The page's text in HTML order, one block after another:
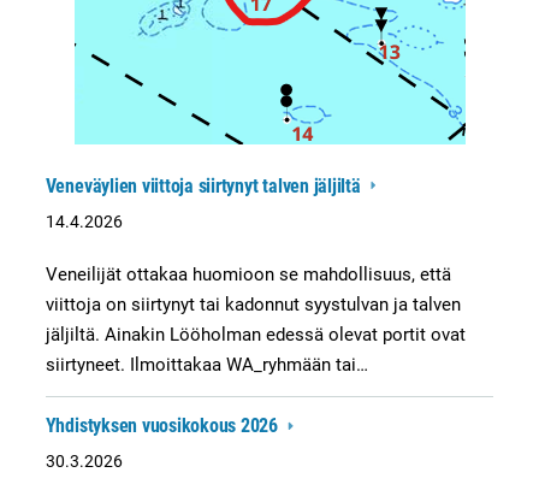
Veneväylien viittoja siirtynyt talven jäljiltä
14.4.2026
Veneilijät ottakaa huomioon se mahdollisuus, että
viittoja on siirtynyt tai kadonnut syystulvan ja talven
jäljiltä. Ainakin Lööholman edessä olevat portit ovat
siirtyneet. Ilmoittakaa WA_ryhmään tai…
Yhdistyksen vuosikokous 2026
30.3.2026